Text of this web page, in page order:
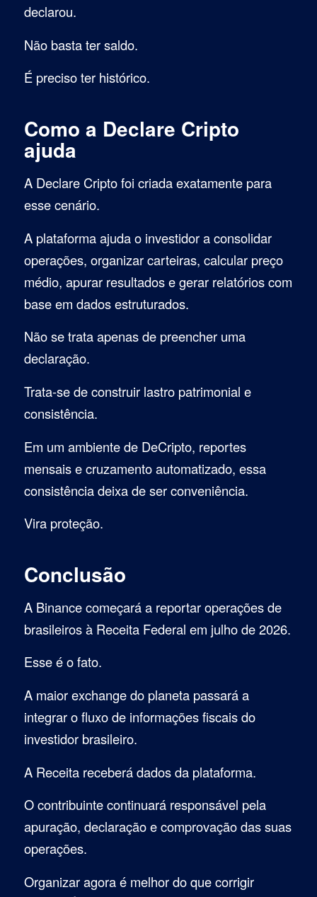
declarou.
Não basta ter saldo.
É preciso ter histórico.
Como a Declare Cripto
ajuda
A Declare Cripto foi criada exatamente para
esse cenário.
A plataforma ajuda o investidor a consolidar
operações, organizar carteiras, calcular preço
médio, apurar resultados e gerar relatórios com
base em dados estruturados.
Não se trata apenas de preencher uma
declaração.
Trata-se de construir lastro patrimonial e
consistência.
Em um ambiente de DeCripto, reportes
mensais e cruzamento automatizado, essa
consistência deixa de ser conveniência.
Vira proteção.
Conclusão
A Binance começará a reportar operações de
brasileiros à Receita Federal em julho de 2026.
Esse é o fato.
A maior exchange do planeta passará a
integrar o fluxo de informações fiscais do
investidor brasileiro.
A Receita receberá dados da plataforma.
O contribuinte continuará responsável pela
apuração, declaração e comprovação das suas
operações.
Organizar agora é melhor do que corrigir